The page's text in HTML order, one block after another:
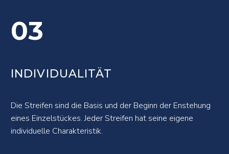
03
INDIVIDUALITÄT
Die Streifen sind die Basis und der Beginn der Enstehung
eines Einzelstückes. Jeder Streifen hat seine eigene
individuelle Charakteristik.